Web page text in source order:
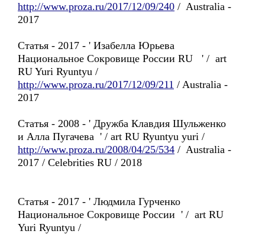
http://www.proza.ru/2017/12/09/240 / Australia -
2017
Статья - 2017 - ' Изабелла Юрьева
Национальное Сокровище России RU ' / art
RU Yuri Ryuntyu /
http://www.proza.ru/2017/12/09/211 / Australia -
2017
Статья - 2008 - ' Дружба Клавдия Шульженко
и Алла Пугачева ' / art RU Ryuntyu yuri /
http://www.proza.ru/2008/04/25/534 / Australia -
2017 / Celebrities RU / 2018
Статья - 2017 - ' Людмила Гурченко
Национальное Сокровище России ' / art RU
Yuri Ryuntyu /